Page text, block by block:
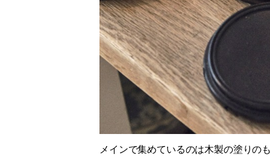
メインで集めているのは木製の塗りの